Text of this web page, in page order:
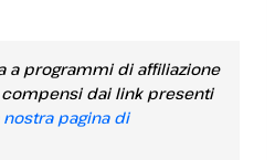
a programmi di affiliazione
dai link presenti
nostra pagina di